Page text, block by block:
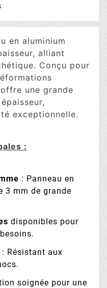
en aluminium
alliant
Conçu pour
une grande
exceptionnelle.
:
: Panneau en
3 mm de grande
disponibles pour
: Résistant aux
soignée pour une